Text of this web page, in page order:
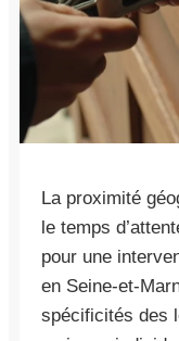
La proximité
le temps
pour une
en Seine-et-
spécificités des